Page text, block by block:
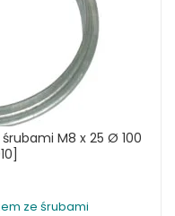
M8 x 25 Ø 100
ze śrubami